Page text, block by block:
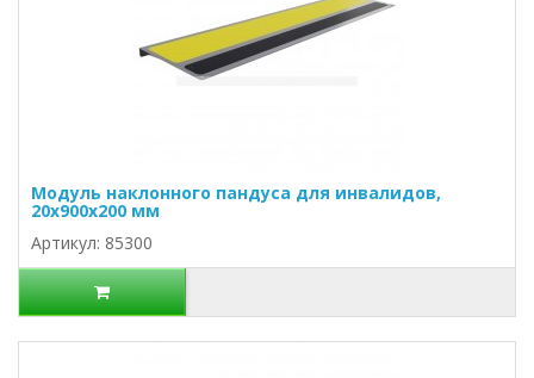
Модуль наклонного пандуса для инвалидов,
20х900х200 мм
Артикул: 85300